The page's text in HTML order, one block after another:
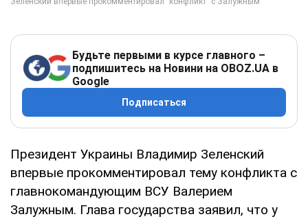
Будьте первыми в курсе главного –
подпишитесь на Новини на OBOZ.UA в
Google
Подписаться
Президент Украины Владимир Зеленский
впервые прокомментировал тему конфликта с
главнокомандующим ВСУ Валерием
Залужным. Глава государства заявил, что у